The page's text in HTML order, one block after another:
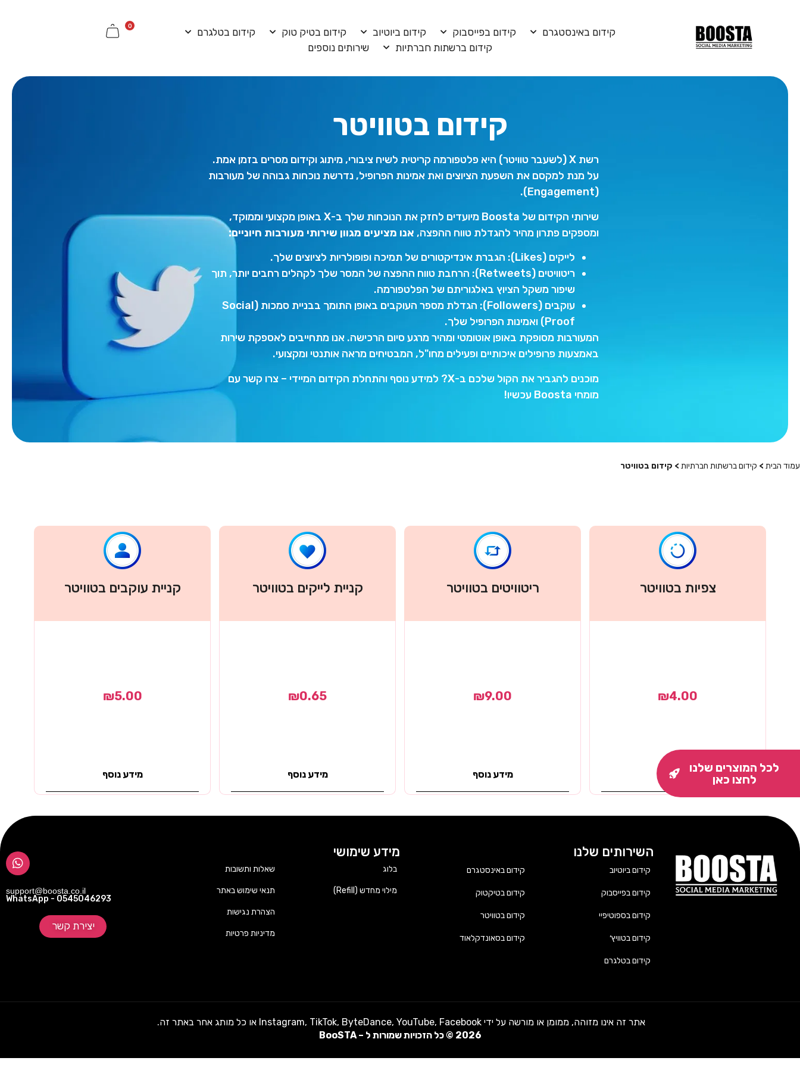
קידום באינסטגרם קידום בפייסבוק קידום ביוטיוב קידום בטיק טוק
קידום בטלגרם
קידום ברשתות חברתיות
שירותים נוספים
0
קידום בטוויטר
רשת X (לשעבר טוויטר) היא פלטפורמה קריטית לשיח ציבורי, מיתוג וקידום מסרים בזמן אמת.
על מנת למקסם את השפעת הציוצים ואת אמינות הפרופיל, נדרשת נוכחות גבוהה של מעורבות
(Engagement).
שירותי הקידום של Boosta מיועדים לחזק את הנוכחות שלך ב-X באופן מקצועי וממוקד,
ומספקים פתרון מהיר להגדלת טווח ההפצה, אנו מציעים מגוון שירותי מעורבות חיוניים:
לייקים (Likes): הגברת אינדיקטורים של תמיכה ופופולריות לציוצים שלך.
ריטוויטים (Retweets): הרחבת טווח ההפצה של המסר שלך לקהלים רחבים יותר, תוך
שיפור משקל הציוץ באלגוריתם של הפלטפורמה.
עוקבים (Followers): הגדלת מספר העוקבים באופן התומך בבניית סמכות (Social
Proof) ואמינות הפרופיל שלך.
המעורבות מסופקת באופן אוטומטי ומהיר מרגע סיום הרכישה. אנו מתחייבים לאספקת שירות
באמצעות פרופילים איכותיים ופעילים מחו"ל, המבטיחים מראה אותנטי ומקצועי.
מוכנים להגביר את הקול שלכם ב-X? למידע נוסף והתחלת הקידום המיידי – צרו קשר עם
מומחי Boosta עכשיו!
עמוד הבית > קידום ברשתות חברתיות > קידום בטוויטר
צפיות בטוויטר
₪4.00
מידע נוסף
ריטוויטים בטוויטר
₪9.00
מידע נוסף
קניית לייקים בטוויטר
₪0.65
מידע נוסף
קניית עוקבים בטוויטר
₪5.00
מידע נוסף
לכל המוצרים שלנו
לחצו כאן
השירותים שלנו
קידום ביוטיוב קידום באינסטגרם
קידום בפייסבוק קידום בטיקטוק
קידום בספוטיפיי קידום בטוויטר
קידום בטוויץ׳ קידום בסאונדקלאוד
קידום בטלגרם
מידע שימושי
בלוג
מילוי מחדש (Refill)
שאלות ותשובות
תנאי שימוש באתר
הצהרת נגישות
מדיניות פרטיות
support@boosta.co.il
WhatsApp - 0545046293
יצירת קשר
אתר זה אינו מזוהה, ממומן או מורשה על ידי Instagram, TikTok, ByteDance, YouTube, Facebook או כל מותג אחר באתר זה.
2026
©כל הזכויות שמורות ל – BooSTA